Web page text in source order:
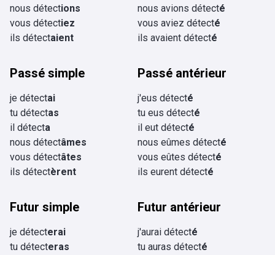
nous détections
vous détectiez
ils détectaient
nous avions détecté
vous aviez détecté
ils avaient détecté
Passé simple
je détectai
tu détectas
il détecta
nous détectâmes
vous détectâtes
ils détectèrent
Passé antérieur
j'eus détecté
tu eus détecté
il eut détecté
nous eûmes détecté
vous eûtes détecté
ils eurent détecté
Futur simple
je détecterai
tu détecteras
Futur antérieur
j'aurai détecté
tu auras détecté